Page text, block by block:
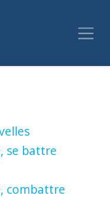
se battre
combattre
j'attribuerais à